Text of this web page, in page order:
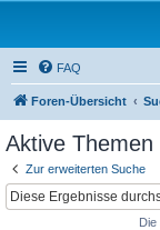
FAQ
Foren-Übersicht
Aktive Themen
Zur erweiterten Suche
Die